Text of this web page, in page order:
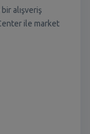
alışveriş
ile market